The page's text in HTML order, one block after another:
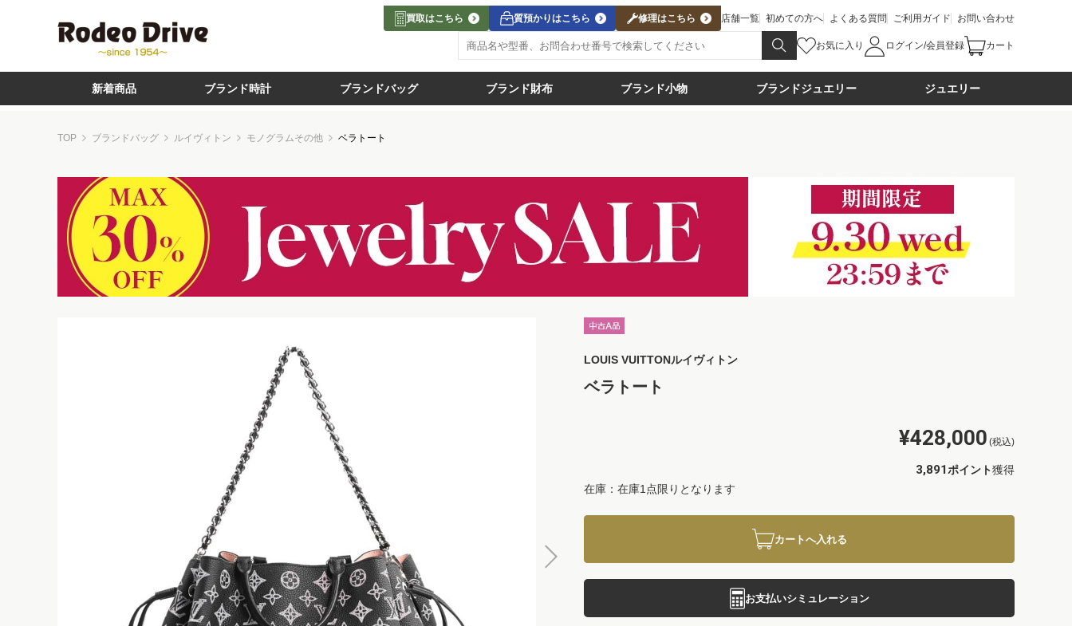
買取はこちら 質預かりはこちら 修理はこちら 店舗一覧 初めての方へ よくある質問 ご利用ガイド お問い合わせ
お気に入り ログイン/会員登録 カート
新着商品 ブランド時計 ブランドバッグ ブランド財布 ブランド小物 ブランドジュエリー ジュエリー
TOP ブランドバッグ ルイヴィトン モノグラムその他 ベラトート
LOUIS VUITTONルイヴィトン
ベラトート
¥428,000 (税込)
3,891 ポイント獲得
在庫：在庫1点限りとなります
カートへ入れる
お支払いシミュレーション